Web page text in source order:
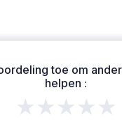
toe om
helpen :
★★★★★